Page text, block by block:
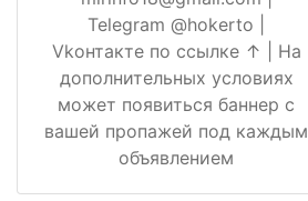
Telegram @hokerto |
Vkонтакте по ссылке ↑ | На
дополнительных условиях
может появиться баннер с
вашей пропажей под каждым
объявлением